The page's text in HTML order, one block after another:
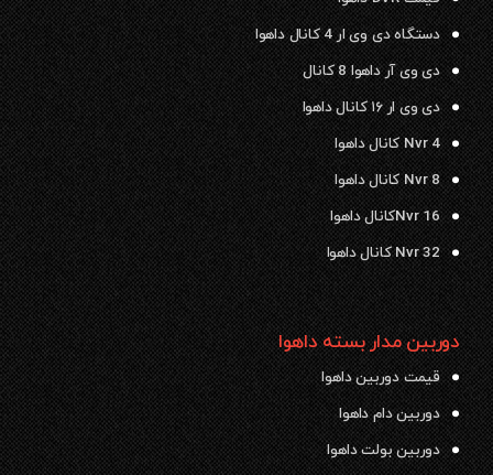
دستگاه دی وی ار 4 کانال داهوا
دی وی آر داهوا 8 کانال
دی وی ار ۱۶ کانال داهوا
Nvr 4 کانال داهوا
Nvr 8 کانال داهوا
Nvr 16کانال داهوا
Nvr 32 کانال داهوا
دوربین مدار بسته داهوا
قیمت دوربین داهوا
دوربین دام داهوا
دوربین بولت داهوا